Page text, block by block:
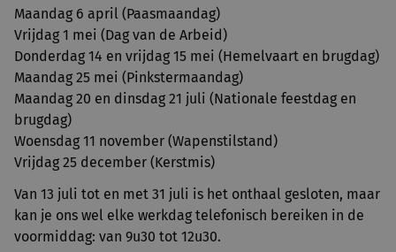
Maandag 6 april (Paasmaandag)
Vrijdag 1 mei (Dag van de Arbeid)
Donderdag 14 en vrijdag 15 mei (Hemelvaart en brugdag)
Maandag 25 mei (Pinkstermaandag)
Maandag 20 en dinsdag 21 juli (Nationale feestdag en
brugdag)
Woensdag 11 november (Wapenstilstand)
Vrijdag 25 december (Kerstmis)
Van 13 juli tot en met 31 juli is het onthaal gesloten, maar
kan je ons wel elke werkdag telefonisch bereiken in de
voormiddag: van 9u30 tot 12u30.